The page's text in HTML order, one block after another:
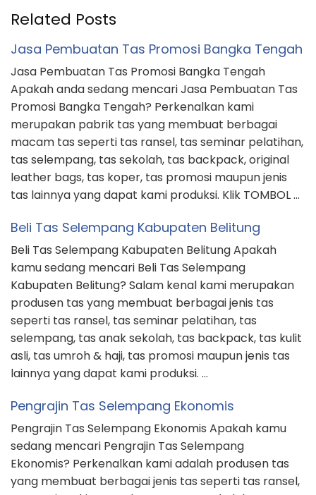
Related Posts
Jasa Pembuatan Tas Promosi Bangka Tengah
Jasa Pembuatan Tas Promosi Bangka Tengah
Apakah anda sedang mencari Jasa Pembuatan Tas
Promosi Bangka Tengah? Perkenalkan kami
merupakan pabrik tas yang membuat berbagai
macam tas seperti tas ransel, tas seminar pelatihan,
tas selempang, tas sekolah, tas backpack, original
leather bags, tas koper, tas promosi maupun jenis
tas lainnya yang dapat kami produksi. Klik TOMBOL …
Beli Tas Selempang Kabupaten Belitung
Beli Tas Selempang Kabupaten Belitung Apakah
kamu sedang mencari Beli Tas Selempang
Kabupaten Belitung? Salam kenal kami merupakan
produsen tas yang membuat berbagai jenis tas
seperti tas ransel, tas seminar pelatihan, tas
selempang, tas anak sekolah, tas backpack, tas kulit
asli, tas umroh & haji, tas promosi maupun jenis tas
lainnya yang dapat kami produksi. …
Pengrajin Tas Selempang Ekonomis
Pengrajin Tas Selempang Ekonomis Apakah kamu
sedang mencari Pengrajin Tas Selempang
Ekonomis? Perkenalkan kami adalah produsen tas
yang membuat berbagai jenis tas seperti tas ransel,